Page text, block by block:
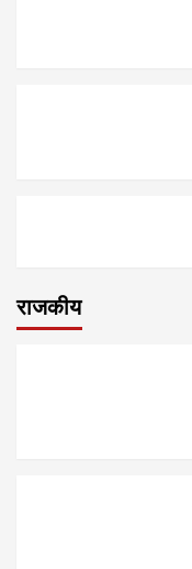
राजकीय